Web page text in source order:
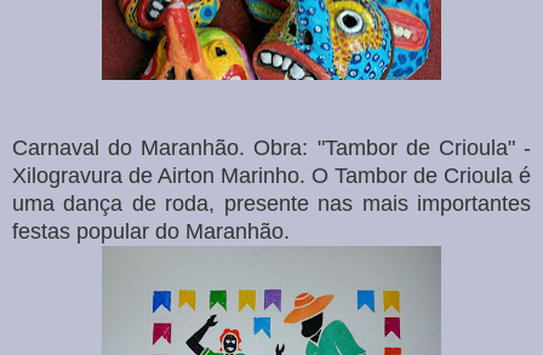
Carnaval do Maranhão. Obra: "Tambor de Crioula" -
Xilogravura de Airton Marinho. O Tambor de Crioula é
uma dança de roda, presente nas mais importantes
festas popular do Maranhão.